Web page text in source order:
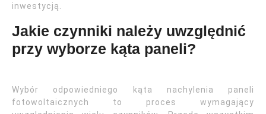
inwestycją.
Jakie czynniki należy uwzględnić
przy wyborze kąta paneli?
Wybór odpowiedniego kąta nachylenia paneli
fotowoltaicznych to proces wymagający